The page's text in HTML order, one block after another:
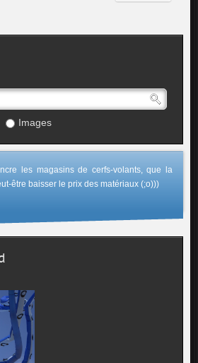
Images
les magasins de cerfs-volants, que la
être baisser le prix des matériaux (;o)))